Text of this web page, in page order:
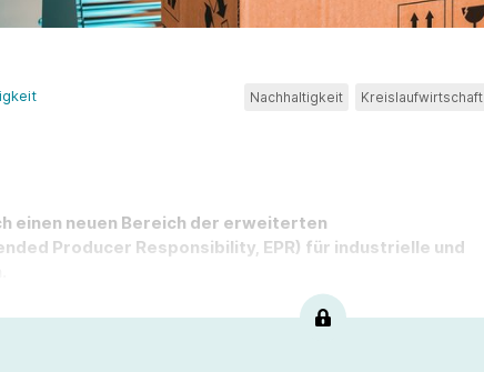
Nachhaltigkeit Kreislaufwirtschaft
einen neuen Bereich der erweiterten
Producer Responsibility, EPR) für industrielle und